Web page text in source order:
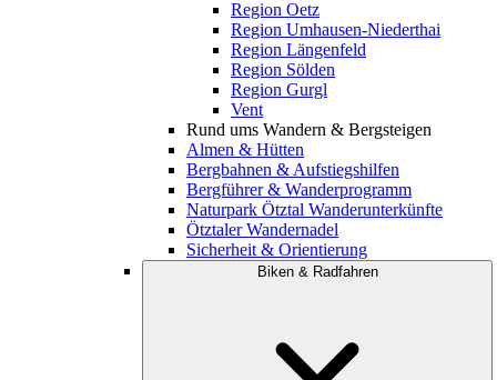
Region Oetz
Region Umhausen-Niederthai
Region Längenfeld
Region Sölden
Region Gurgl
Vent
Rund ums Wandern & Bergsteigen
Almen & Hütten
Bergbahnen & Aufstiegshilfen
Bergführer & Wanderprogramm
Naturpark Ötztal Wanderunterkünfte
Ötztaler Wandernadel
Sicherheit & Orientierung
Biken & Radfahren